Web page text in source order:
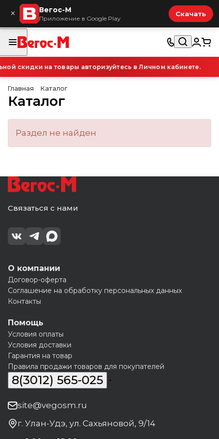
× Вегос-М
Приложение в Google Play
Скачать
скидки на товары авторизуйтесь в Личном кабинете.
Главная Каталог
Каталог
Раздел не найден
Связаться с нами
О компании
Договор-оферта
Соглашение на обработку персональных данных
Контакты
Помощь
Условия оплаты
Условия доставки
Гарантия на товар
Правила продажи товаров для покупателей
8(3012) 565-025
site@vegosm.ru
г. Улан-Удэ, ул. Сахьяновой, 9/14